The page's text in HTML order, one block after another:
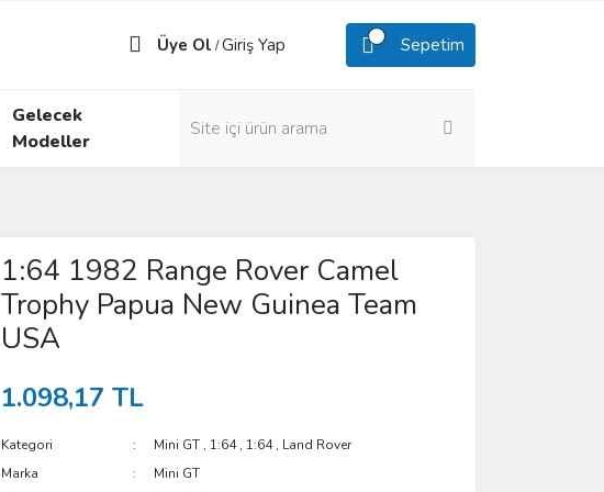
Üye Ol /Giriş Yap Sepetim
Gelecek
Modeller
1:64 1982 Range Rover Camel
Trophy Papua New Guinea Team
USA
1.098,17 TL
Kategori Mini GT , 1:64, 1:64, Land Rover
Marka
Mini GT